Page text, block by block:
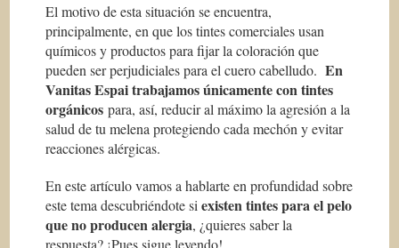
El motivo de esta situación se encuentra,
principalmente, en que los tintes comerciales usan
químicos y productos para fijar la coloración que
pueden ser perjudiciales para el cuero cabelludo.En
Vanitas Espai trabajamos únicamente con tintes
orgánicospara, así, reducir al máximo la agresión a la
salud de tu melena protegiendo cada mechón y evitar
reacciones alérgicas.
En este artículo vamos a hablarte en profundidad sobre
este tema descubriéndote siexisten tintes para el pelo
que no producen alergia, ¿quieres saber la
respuesta? ¡Pues sigue leyendo!